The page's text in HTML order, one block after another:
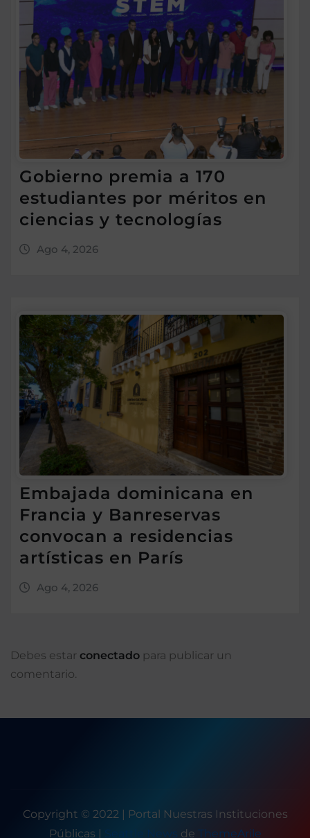
Gobierno premia a 170
estudiantes por méritos en
ciencias y tecnologías
Ago 4, 2026
Embajada dominicana en
Francia y Banreservas
convocan a residencias
artísticas en París
Ago 4, 2026
Debes estar conectado para publicar un
comentario.
Copyright © 2022 | Portal Nuestras Instituciones
Públicas | Seattle News de ThemeArile